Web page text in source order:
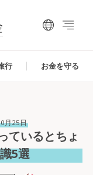
行 お金を守る
月25日
ているとちょ
5選